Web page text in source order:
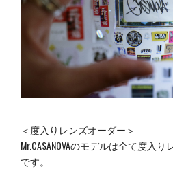
＜度入りレンズオーダー＞
Mr.CASANOVAのモデルは全て度入
です。